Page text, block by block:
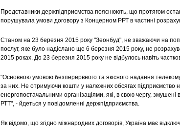
Представники держпідприємства пояснюють, що протягом
порушувала умови договору з Концерном РРТ в частині
Станом на 23 березня 2015 року "Зеонбуд", не зважаючи на
послуг, яке було надіслано ще 6 березня 2015 року, не
2015 роках. До 23 березня 2015 року не відбулось навіть
"Основною умовою безперервного та якісного надання
за них. Не отримуючи кошти у належних обсягах підприємство
енергопостачальними організаціями, які, в свою чергу,
РТТ", - йдеться у повідомленні держпідприємства.
Як відомо, що згідно міжнародних договорів, Україна має